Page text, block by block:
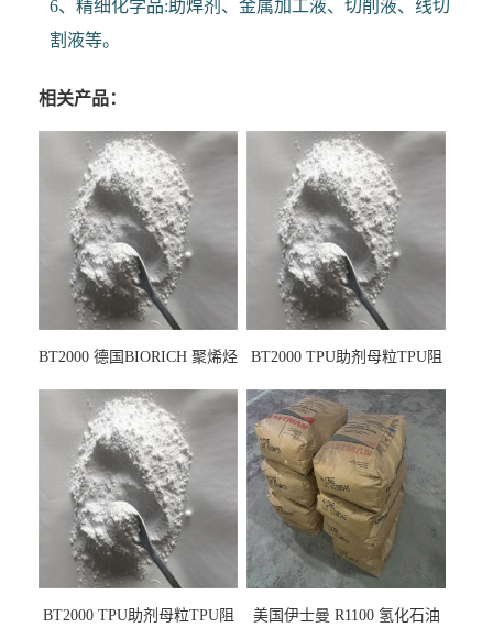
6、精细化学品:助焊剂、金属加工液、切削液、线切
割液等。
相关产品：
BT2000 德国BIORICH 聚烯烃
墨阻燃剂 TPU抗黄变剂 抗黄
变耐黄剂
BT2000 TPU助剂母粒TPU阻
剂雾面滑剂防粘剂 TPU抗黄
变剂 抗黄变耐黄剂
BT2000 TPU助剂母粒TPU阻
美国伊士曼 R1100 氢化石油